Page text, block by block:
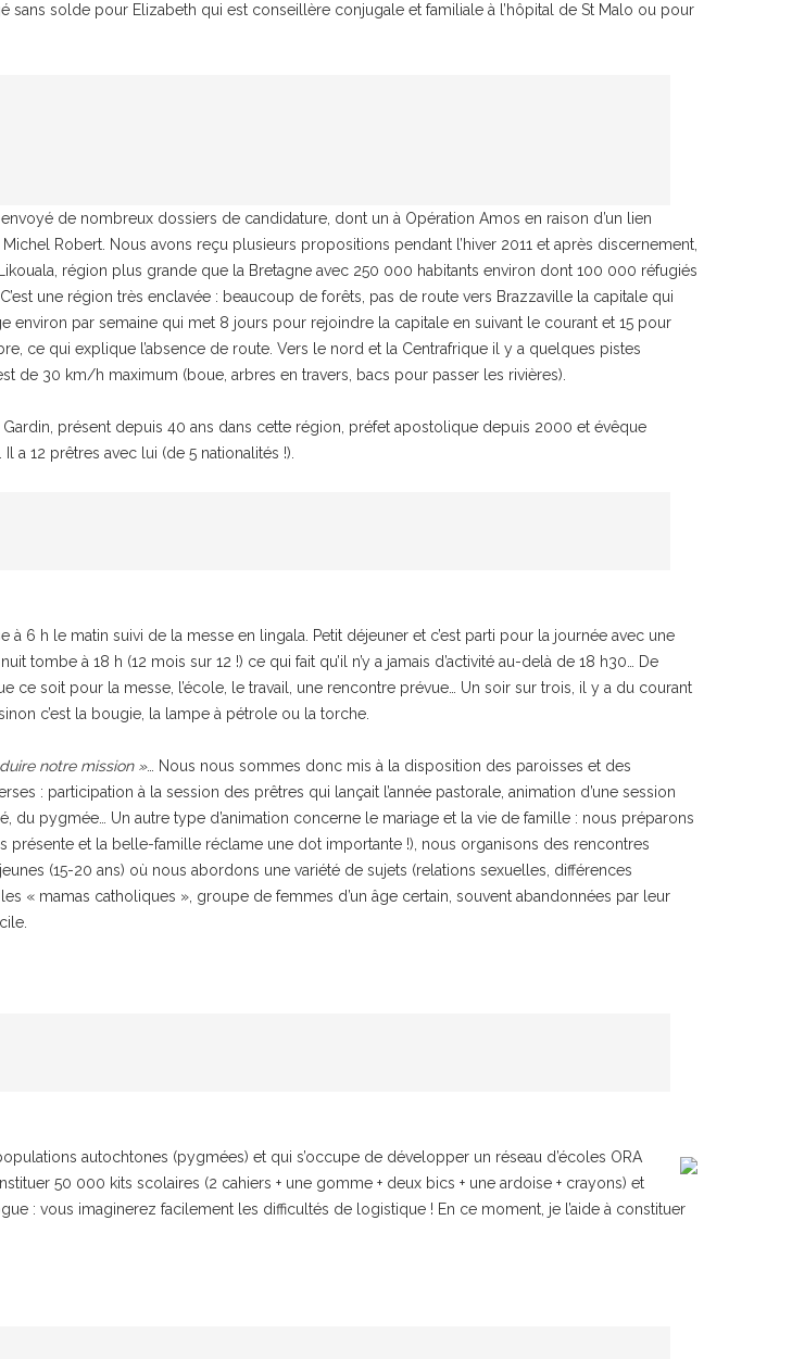
sans solde pour Elizabeth qui est conseillère conjugale et familiale à l’hôpital de St Malo ou pour
de nombreux dossiers de candidature, dont un à Opération Amos en raison d’un lien
Michel Robert. Nous avons reçu plusieurs propositions pendant l’hiver 2011 et après discernement,
région plus grande que la Bretagne avec 250 000 habitants environ dont 100 000 réfugiés
une région très enclavée : beaucoup de forêts, pas de route vers Brazzaville la capitale qui
environ par semaine qui met 8 jours pour rejoindre la capitale en suivant le courant et 15 pour
ce qui explique l’absence de route. Vers le nord et la Centrafrique il y a quelques pistes
de 30 km/h maximum (boue, arbres en travers, bacs pour passer les rivières).
présent depuis 40 ans dans cette région, préfet apostolique depuis 2000 et évêque
a 12 prêtres avec lui (de 5 nationalités !).
6 h le matin suivi de la messe en lingala. Petit déjeuner et c’est parti pour la journée avec une
tombe à 18 h (12 mois sur 12 !) ce qui fait qu’il n’y a jamais d’activité au-delà de 18 h30… De
ce soit pour la messe, l’école, le travail, une rencontre prévue… Un soir sur trois, il y a du courant
c’est la bougie, la lampe à pétrole ou la torche.
notre mission »… Nous nous sommes donc mis à la disposition des paroisses et des
: participation à la session des prêtres qui lançait l’année pastorale, animation d’une session
du pygmée… Un autre type d’animation concerne le mariage et la vie de famille : nous préparons
présente et la belle-famille réclame une dot importante !), nous organisons des rencontres
(15-20 ans) où nous abordons une variété de sujets (relations sexuelles, différences
« mamas catholiques », groupe de femmes d’un âge certain, souvent abandonnées par leur
autochtones (pygmées) et qui s’occupe de développer un réseau d’écoles ORA
50 000 kits scolaires (2 cahiers + une gomme + deux bics + une ardoise + crayons) et
: vous imaginerez facilement les difficultés de logistique ! En ce moment, je l’aide à constituer